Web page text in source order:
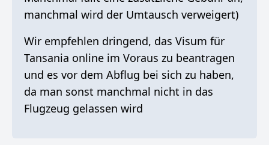
manchmal wird der Umtausch verweigert)
Wir empfehlen dringend, das Visum für
Tansania online im Voraus zu beantragen
und es vor dem Abflug bei sich zu haben,
da man sonst manchmal nicht in das
Flugzeug gelassen wird